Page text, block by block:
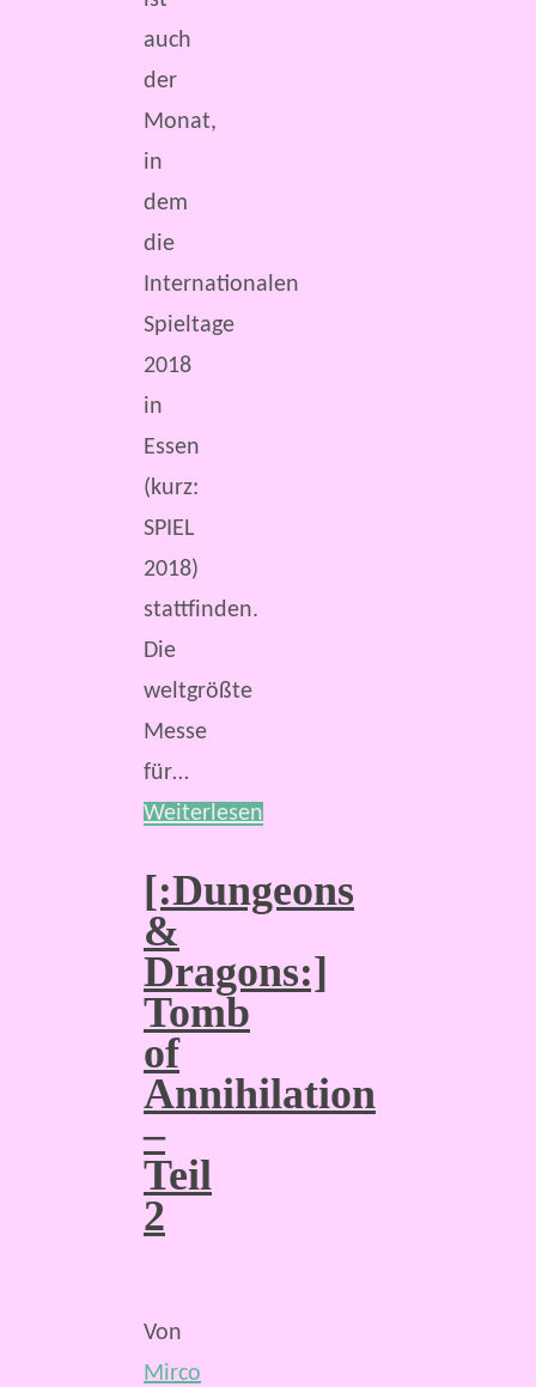
auch
der
Monat,
in
dem
die
Internationalen
Spieltage
2018
in
Essen
(kurz:
SPIEL
2018)
stattfinden.
Die
weltgrößte
Messe
für…
Weiterlesen
[:Dungeons
&
Dragons:]
Tomb
of
Annihilation
–
Teil
2
Von
Mirco